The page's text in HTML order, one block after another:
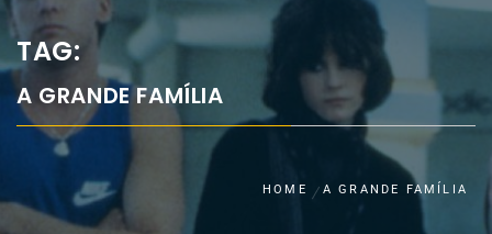
TAG:
A GRANDE FAMÍLIA
HOME A GRANDE FAMÍLIA